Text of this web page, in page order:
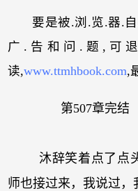
要是被.浏.览.器.
广.告和问.题,可
读,www.ttmhbook.com,
第507章完结
沐辞笑着点了点头
师也接过来，我说过，